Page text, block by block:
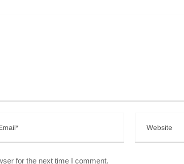
for the next time I comment.